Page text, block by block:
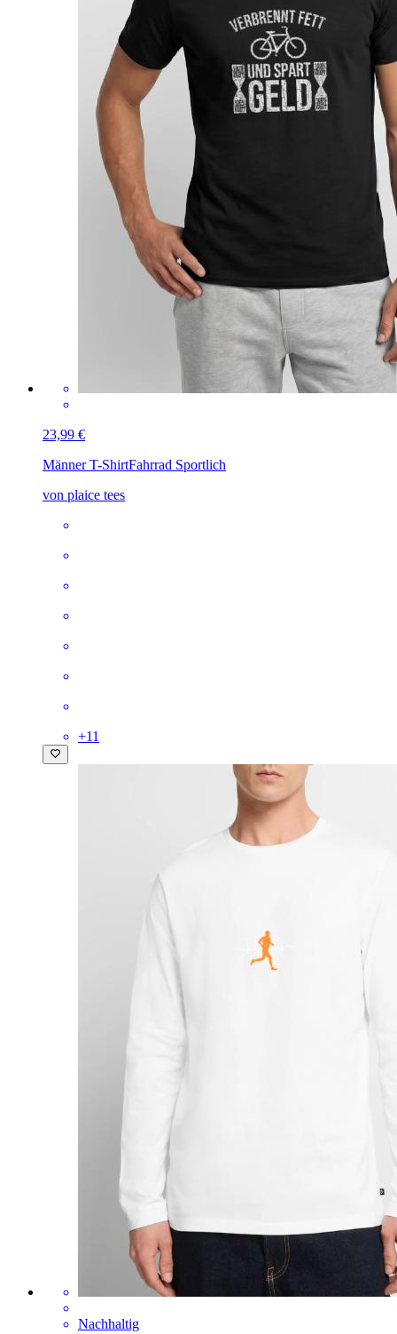
23,99 €
Männer T-ShirtFahrrad Sportlich
von plaice tees
+11
Nachhaltig